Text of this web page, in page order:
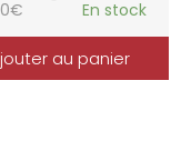
€ En stock
au panier